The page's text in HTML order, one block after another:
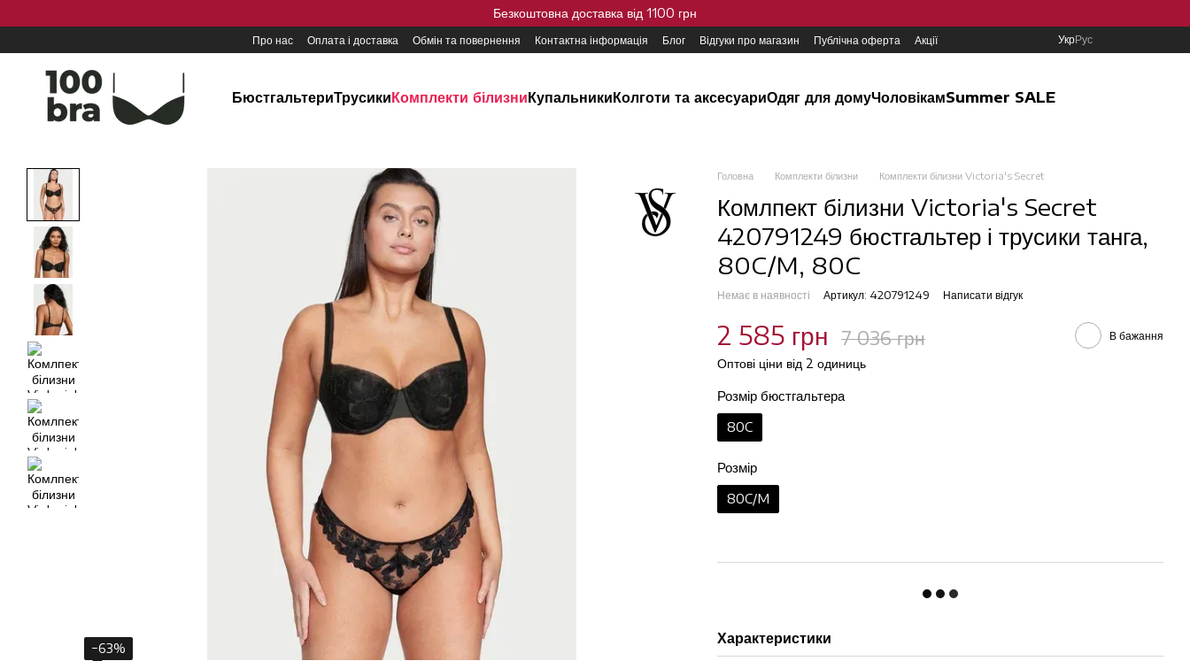
Безкоштовна доставка від 1100 грн
Про нас Оплата і доставка Обмін та повернення Контактна інформація Блог Відгуки про магазин Публічна оферта Акції УкрРус
БюстгальтериТрусикиКомплекти білизниКупальникиКолготи та аксесуариОдяг для домуЧоловікамSummer SALE
−63%
Головна Комплекти білизни Комплекти білизни Victoria's Secret
Комлпект білизни Victoria's Secret
420791249 бюстгальтер і трусики танга,
80C/M, 80C
Немає в наявності Артикул: 420791249 Написати відгук
2 585 грн 7 036 грн В бажання
Оптові ціни від 2 одиниць
Розмір бюстгальтера
80C
Розмір
80C/M
Характеристики